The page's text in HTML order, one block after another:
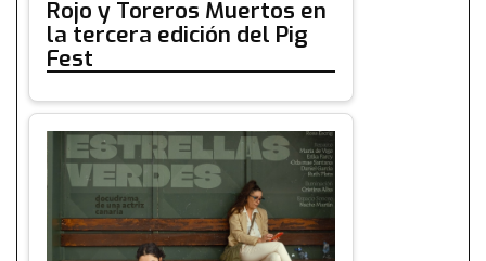
Rojo y Toreros Muertos en
la tercera edición del Pig
Fest